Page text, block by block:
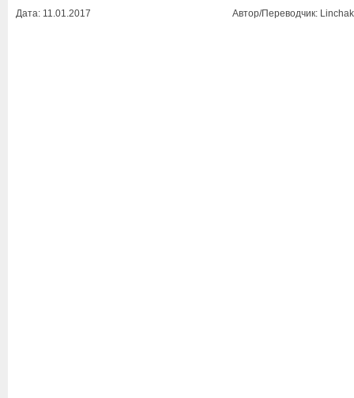
Дата: 11.01.2017 Автор/Переводчик: Linchak